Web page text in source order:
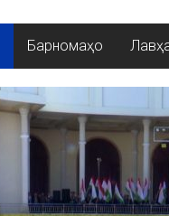
Барномаҳо